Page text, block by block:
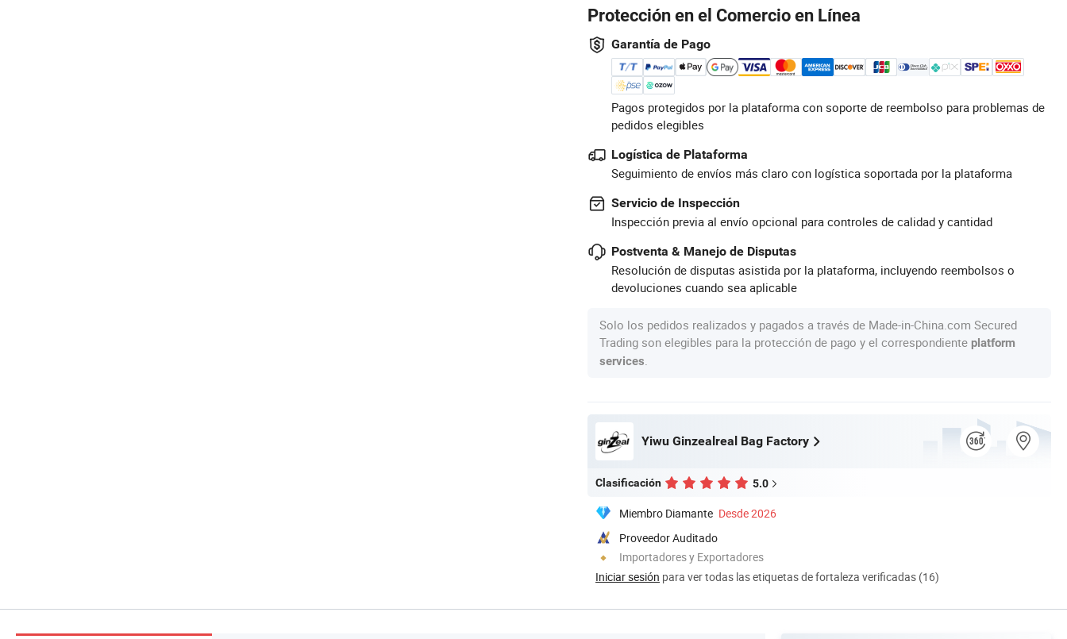
Protección en el Comercio en Línea
Garantía de Pago
Pagos protegidos por la plataforma con soporte de reembolso para problemas de
pedidos elegibles
Logística de Plataforma
Seguimiento de envíos más claro con logística soportada por la plataforma
Servicio de Inspección
Inspección previa al envío opcional para controles de calidad y cantidad
Postventa & Manejo de Disputas
Resolución de disputas asistida por la plataforma, incluyendo reembolsos o
devoluciones cuando sea aplicable
Solo los pedidos realizados y pagados a través de Made-in-China.com Secured
Trading son elegibles para la protección de pago y el correspondiente platform
services
Yiwu Ginzealreal Bag Factory
Clasificación 5.0
Miembro Diamante Desde 2026
Proveedor Auditado
Importadores y Exportadores
Iniciar sesión para ver todas las etiquetas de fortaleza verificadas (16)